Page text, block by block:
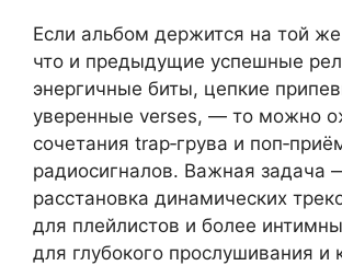
Если альбом держится на той
что и предыдущие успешные
энергичные биты, цепкие
уверенные verses, — то можно
сочетания trap‑грува и
радиосигналов. Важная задача
расстановка динамических
для плейлистов и более
для глубокого прослушивания и